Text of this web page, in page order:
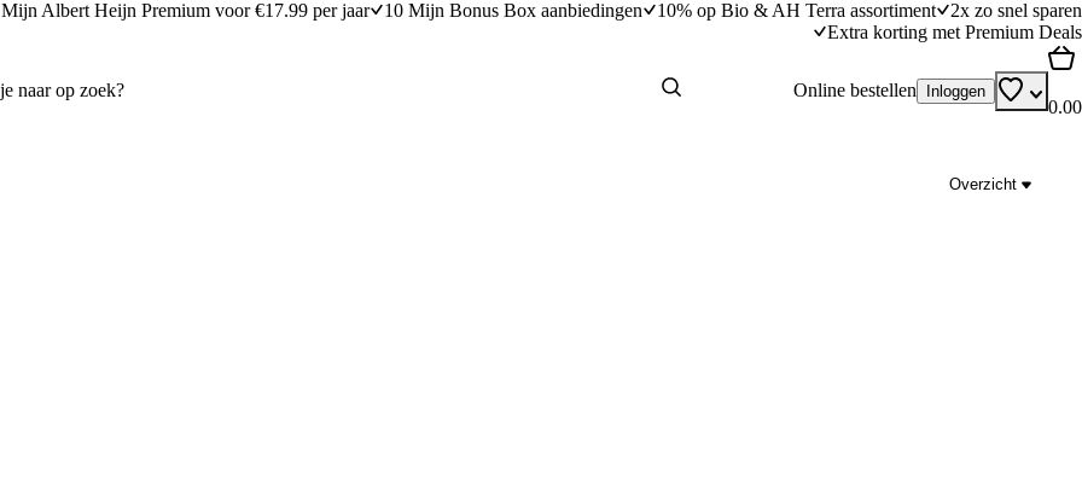
Mijn Albert Heijn Premium voor €17.99 per jaar 10 Mijn Bonus Box aanbiedingen 10% op Bio & AH Terra assortiment
2x zo snel sparen
Extra korting met Premium Deals
Online bestellen Inloggen
0.00
Overzicht